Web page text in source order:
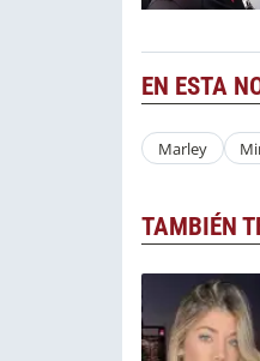
EN ESTA
Marley
TAMBIÉN